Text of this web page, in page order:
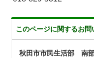
このページに関するお問
秋田市市民生活部 南